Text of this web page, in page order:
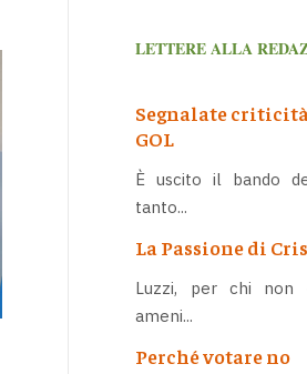
LETTERE ALLA
Segnalate
GOL
È uscito il bando
tanto...
La Passione di
Luzzi, per chi non
ameni...
Perché votare no